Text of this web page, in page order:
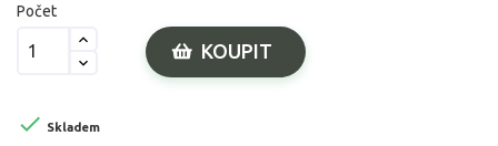
Počet
KOUPIT
 Skladem